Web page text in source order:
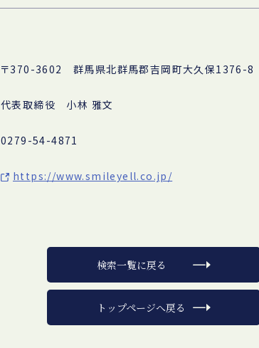
〒370-3602 群馬県北群馬郡吉岡町大久保1376-8
代表取締役 小林 雅文
0279-54-4871
https://www.smileyell.co.jp/
検索一覧に戻る
トップページへ戻る